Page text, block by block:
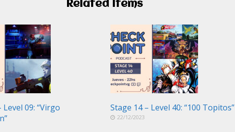
Related Items
Level 09: “Virgo
Stage 14 – Level 40: “100 Topitos”
22/12/2023